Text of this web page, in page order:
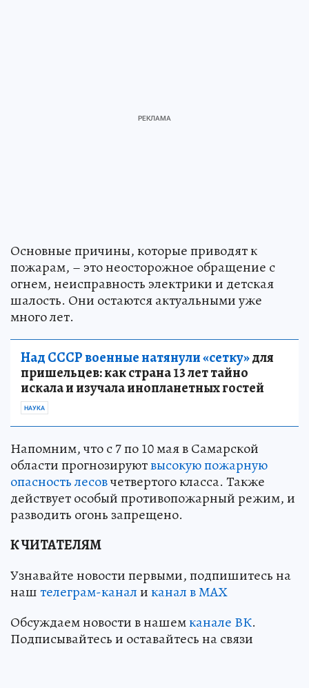
Основные причины, которые приводят к
пожарам, – это неосторожное обращение с
огнем, неисправность электрики и детская
шалость. Они остаются актуальными уже
много лет.
Над СССР военные натянули «сетку»для
пришельцев: как страна 13 лет тайно
искала и изучала инопланетных гостей
НАУКА
Напомним, что с 7 по 10 мая в Самарской
области прогнозируютвысокую пожарную
опасность лесовчетвертого класса. Также
действует особый противопожарный режим, и
разводить огонь запрещено.
К ЧИТАТЕЛЯМ
Узнавайте новости первыми, подпишитесь на
наштелеграм-каналиканал в МАХ
Обсуждаем новости в нашемканале ВК.
Подписывайтесь и оставайтесь на связи